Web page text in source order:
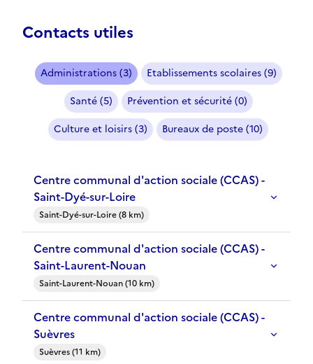
Contacts utiles
Administrations (3)
Etablissements scolaires (9)
Santé (5)
Prévention et sécurité (0)
Culture et loisirs (3)
Bureaux de poste (10)
Centre communal d'action sociale (CCAS) -
Saint-Dyé-sur-Loire
Saint-Dyé-sur-Loire (8 km)
Centre communal d'action sociale (CCAS) -
Saint-Laurent-Nouan
Saint-Laurent-Nouan (10 km)
Centre communal d'action sociale (CCAS) -
Suèvres
Suèvres (11 km)